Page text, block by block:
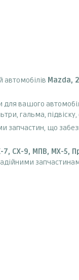
автомобілів Mazda,
для вашого
гальма,
що
СХ-9, МПВ, МХ-5,